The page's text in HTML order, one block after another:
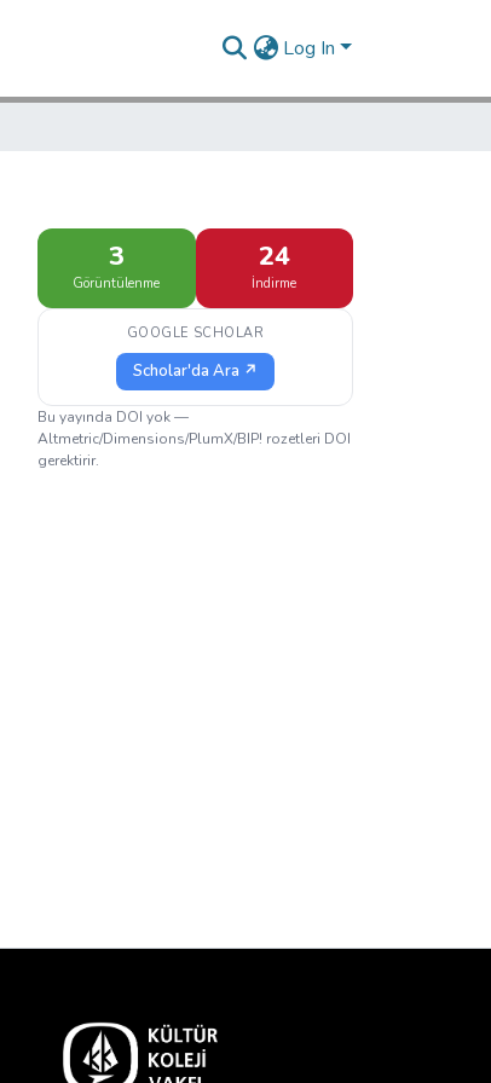
Log In
3
Görüntülenme
24
İndirme
GOOGLE SCHOLAR
Scholar'da Ara ↗
Bu yayında DOI yok —
Altmetric/Dimensions/PlumX/BIP! rozetleri DOI
gerektirir.